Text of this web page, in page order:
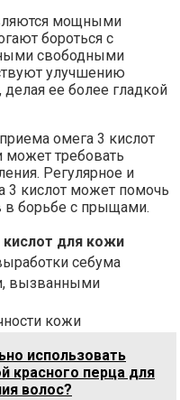
мощными
бороться с
свободными
улучшению
делая ее более гладкой
омега 3 кислот
требовать
Регулярное и
3 кислот может помочь
в борьбе с прыщами.
для кожи
себума
вызванными
кожи
использовать
красного перца для
волос?